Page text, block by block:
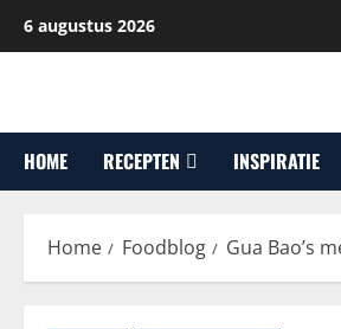
naar
6 augustus 2026
HOME RECEPTEN INSPIRATIE
Home Foodblog Gua Bao’s